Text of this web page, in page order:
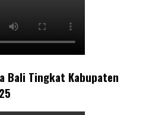
Bali Tingkat Kabupaten